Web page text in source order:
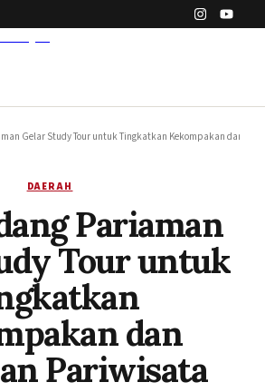
Gelar Study Tour untuk Tingkatkan Kekompakan dan
DAERAH
Pariaman
Tour untuk
dan
Pariwisata